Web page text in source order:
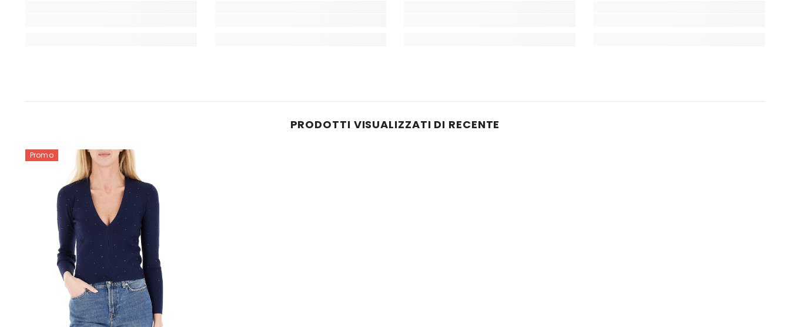
PRODOTTI VISUALIZZATI DI RECENTE
Promo